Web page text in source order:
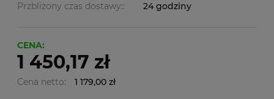
Przbliżony czas dostawy::
24 godziny
CENA:
1 450,17 zł
Cena netto: 1 179,00 zł